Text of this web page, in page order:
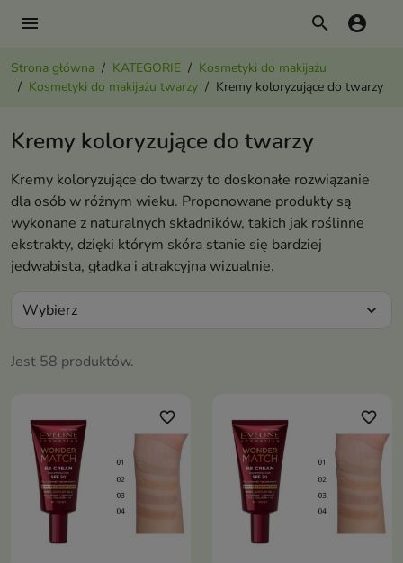
menu search account_circle
Strona główna KATEGORIE
Kosmetyki do makijażu
Kosmetyki do makijażu twarzy
Kremy koloryzujące do twarzy
Kremy koloryzujące do twarzy
Kremy koloryzujące do twarzy to doskonałe rozwiązanie
dla osób w różnym wieku. Proponowane produkty są
wykonane z naturalnych składników, takich jak roślinne
ekstrakty, dzięki którym skóra stanie się bardziej
jedwabista, gładka i atrakcyjna wizualnie.
Jest 58 produktów.
Wybierz expand_more
favorite_border favorite_border